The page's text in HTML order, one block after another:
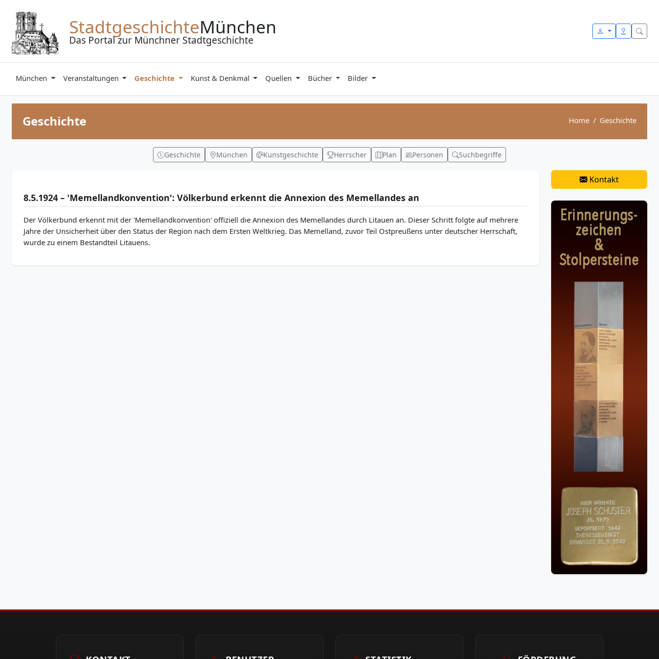
StadtgeschichteMünchen
Das Portal zur Münchner Stadtgeschichte
München Veranstaltungen Geschichte Kunst & Denkmal Quellen Bücher Bilder
Geschichte Home Geschichte
Geschichte München Kunstgeschichte Herrscher Plan Personen Suchbegriffe
8.5.1924 – 'Memellandkonvention': Völkerbund erkennt die Annexion des Memellandes an
Der Völkerbund erkennt mit der 'Memellandkonvention' offiziell die Annexion des Memellandes durch Litauen an. Dieser Schritt folgte auf mehrere
Jahre der Unsicherheit über den Status der Region nach dem Ersten Weltkrieg. Das Memelland, zuvor Teil Ostpreußens unter deutscher Herrschaft,
wurde zu einem Bestandteil Litauens.
Kontakt